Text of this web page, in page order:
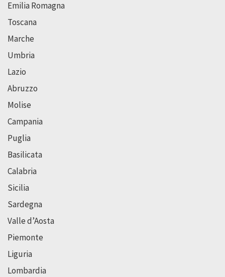
Emilia Romagna
Toscana
Marche
Umbria
Lazio
Abruzzo
Molise
Campania
Puglia
Basilicata
Calabria
Sicilia
Sardegna
Valle d’Aosta
Piemonte
Liguria
Lombardia